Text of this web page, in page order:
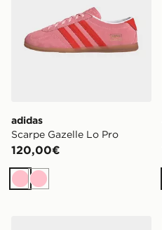
adidas
Scarpe Gazelle Lo Pro
120,00€
RosaRosa